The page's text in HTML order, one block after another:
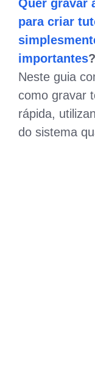
Quer gravar
para criar
importantes?
Neste guia
como gravar
rápida,
do sistema